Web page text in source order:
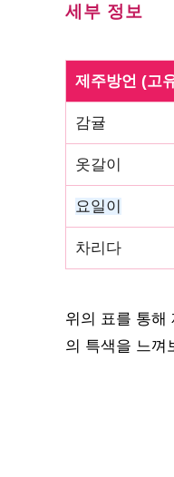
세부 정보
제주방언 (고
감귤
옷갈이
요일이
차리다
위의 표를 통해
의 특색을 느껴